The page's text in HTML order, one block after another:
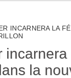
INCARNERA LA
incarnera
la